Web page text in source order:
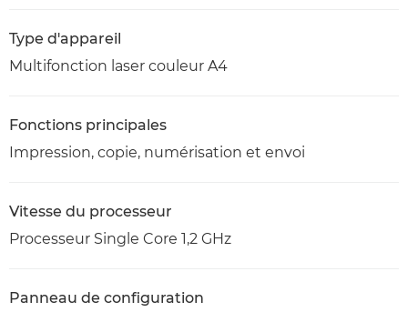
Type d'appareil
Multifonction laser couleur A4
Fonctions principales
Impression, copie, numérisation et envoi
Vitesse du processeur
Processeur Single Core 1,2 GHz
Panneau de configuration